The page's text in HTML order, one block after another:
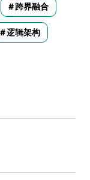
跨界融合
逻辑架构